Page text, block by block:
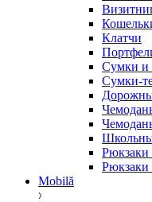
Клатчи
Сумки и
Сумки-
Рюкзаки
Mobilă